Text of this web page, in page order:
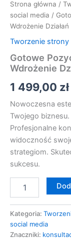
Strona główna /
social media /
Wdrożenie Działań
Tworzenie
Gotowe
Wdrożenie
1 499,00 zł
Nowoczesna
Twojego
Profesjonalne
widoczność
strategiom.
sukcesu.
Kategoria:
social media
Znaczniki: